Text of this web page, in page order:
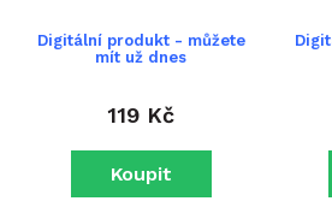
Digitální produkt - můžete
mít už dnes
119 Kč